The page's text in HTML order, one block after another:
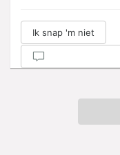
Ik snap 'm niet